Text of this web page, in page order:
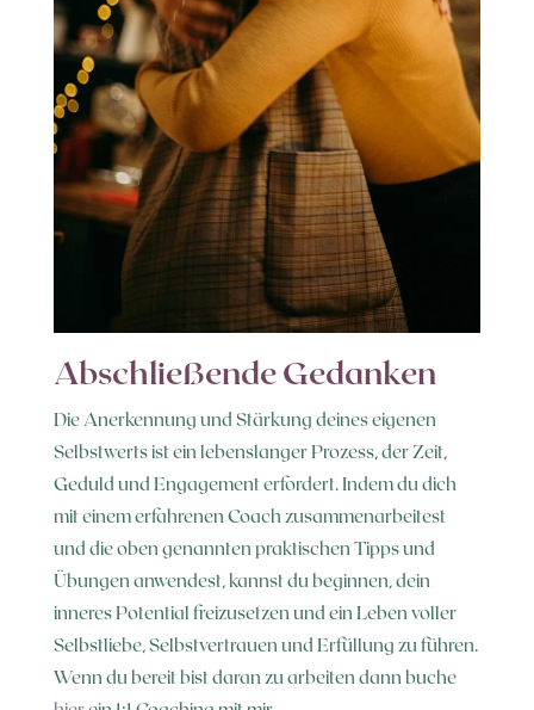
Abschließende Gedanken
Die Anerkennung und Stärkung deines eigenen
Selbstwerts ist ein lebenslanger Prozess, der Zeit,
Geduld und Engagement erfordert. Indem du dich
mit einem erfahrenen Coach zusammenarbeitest
und die oben genannten praktischen Tipps und
Übungen anwendest, kannst du beginnen, dein
inneres Potential freizusetzen und ein Leben voller
Selbstliebe, Selbstvertrauen und Erfüllung zu führen.
Wenn du bereit bist daran zu arbeiten dann buche